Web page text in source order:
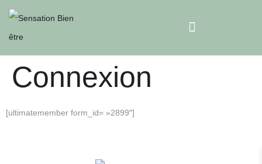
Connexion
[ultimatemember form_id= »2899″]